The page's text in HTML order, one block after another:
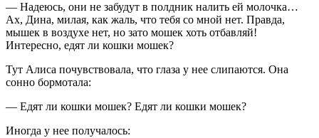
— Надеюсь, они не забудут в полдник налить ей молочка…
Ах, Дина, милая, как жаль, что тебя со мной нет. Правда,
мышек в воздухе нет, но зато мошек хоть отбавляй!
Интересно, едят ли кошки мошек?
Тут Алиса почувствовала, что глаза у нее слипаются. Она
сонно бормотала:
— Едят ли кошки мошек? Едят ли кошки мошек?
Иногда у нее получалось: